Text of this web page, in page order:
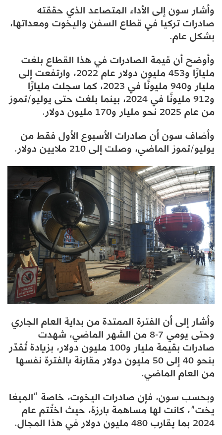
وأشار سون إلى الأداء المتصاعد الذي حققته
صادرات تركيا في قطاع السفن واليخوت ومعداتها،
بشكل عام.
وأوضح أن قيمة الصادرات في هذا القطاع بلغت
مليارًا و453 مليون دولار عام 2022، وارتفعت إلى
مليار و940 مليونًا في 2023، كما سجلت مليارًا
و912 مليونًا في 2024، بينما بلغت حتى يوليو/تموز
من عام 2025 نحو مليار و170 مليون دولار.
وأضاف سون أن صادرات الأسبوع الأول فقط من
يوليو/تموز الماضي، وصلت إلى 210 ملايين دولار.
وأشار إلى أن الفترة الممتدة من بداية العام الجاري
وحتى يومي 7-8 من الشهر الماضي، شهدت
صادرات بقيمة مليار و100 مليون دولار، بزيادة تُقدّر
بنحو 40 إلى 50 مليون دولار مقارنة بالفترة نفسها
من العام الماضي.
وبحسب سون، فإن صادرات اليخوت، خاصة “الميغا
يخت”، كانت لها مساهمة بارزة، حيث اختُتم عام
2024 بما يقارب 480 مليون دولار في هذا المجال.